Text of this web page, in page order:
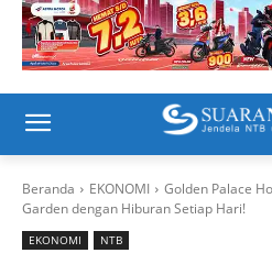
Beranda EKONOMI
Golden Palace
Garden dengan Hiburan Setiap Hari!
EKONOMI NTB